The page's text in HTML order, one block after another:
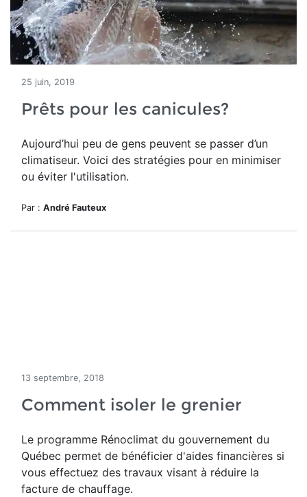
25 juin, 2019
Prêts pour les canicules?
Aujourd’hui peu de gens peuvent se passer d’un
climatiseur. Voici des stratégies pour en minimiser
ou éviter l'utilisation.
Par : André Fauteux
13 septembre, 2018
Comment isoler le grenier
Le programme Rénoclimat du gouvernement du
Québec permet de bénéficier d'aides financières si
vous effectuez des travaux visant à réduire la
facture de chauffage.